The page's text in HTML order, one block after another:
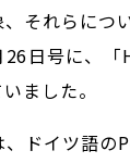
それらにつ
日号に、
ました。
ドイツ語の